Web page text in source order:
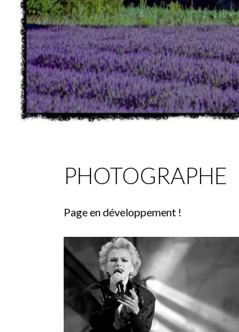
PHOTOGRAPHE
Page en développement !